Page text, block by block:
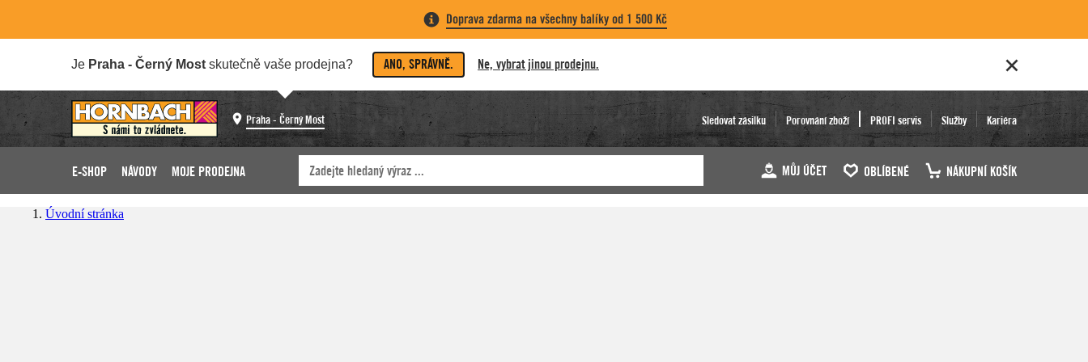
Doprava zdarma na všechny balíky od 1 500 Kč
Je Praha - Černý Most skutečně vaše prodejna? ANO, SPRÁVNĚ. Ne, vybrat jinou prodejnu.
Praha - Černý Most Sledovat zásilku Porovnání zboží PROFI servis Služby Kariéra
E-SHOP NÁVODY MOJE PRODEJNA MŮJ ÚČET OBLÍBENÉ NÁKUPNÍ KOŠÍK
Úvodní stránka